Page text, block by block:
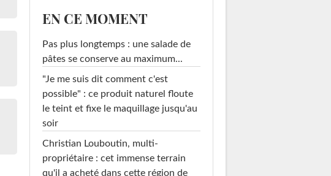
EN CE MOMENT
Pas plus longtemps : une salade de
pâtes se conserve au maximum...
"Je me suis dit comment c'est
possible" : ce produit naturel floute
le teint et fixe le maquillage jusqu'au
soir
Christian Louboutin, multi-
propriétaire : cet immense terrain
qu'il a acheté dans cette région de